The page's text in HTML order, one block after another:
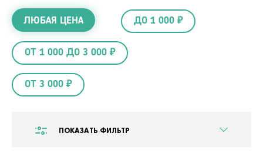
ЛЮБАЯ ЦЕНА ДО 1 000 ₽
ОТ 1 000 ДО 3 000 ₽
ОТ 3 000 ₽
ПОКАЗАТЬ ФИЛЬТР